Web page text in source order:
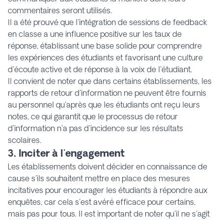
commentaires seront utilisés.
Il a été prouvé que l'intégration de sessions de feedback
en classe a une influence positive sur les taux de
réponse, établissant une base solide pour comprendre
les expériences des étudiants et favorisant une culture
d'écoute active et de réponse à la voix de l'étudiant.
Il convient de noter que dans certains établissements, les
rapports de retour d'information ne peuvent être fournis
au personnel qu'après que les étudiants ont reçu leurs
notes, ce qui garantit que le processus de retour
d'information n'a pas d'incidence sur les résultats
scolaires.
3. Inciter à l'engagement
Les établissements doivent décider en connaissance de
cause s'ils souhaitent mettre en place des mesures
incitatives pour encourager les étudiants à répondre aux
enquêtes, car cela s'est avéré efficace pour certains,
mais pas pour tous. Il est important de noter qu'il ne s'agit